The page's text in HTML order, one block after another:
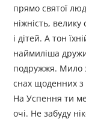
прямо святої
ніжність,
і дітей. А тон
наймиліша
подружжя. Мило
снах щоденних з
На Успення ти
очі. Не забуду